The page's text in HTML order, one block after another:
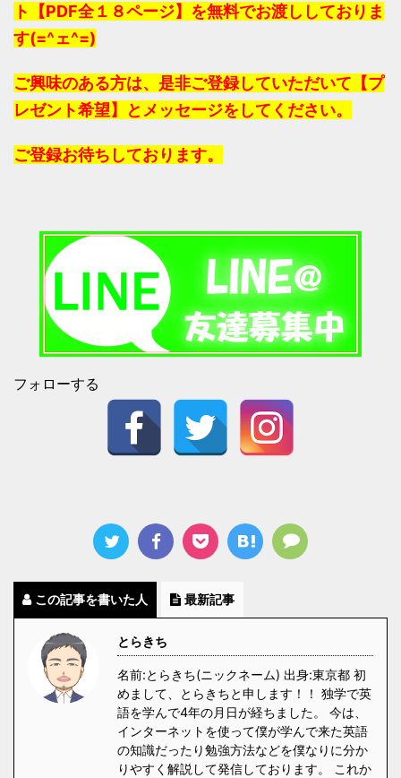
ト【PDF全１８ページ】を無料でお渡ししておりま
す(=^ェ^=)
ご興味のある方は、是非ご登録していただいて【プ
レゼント希望】とメッセージをしてください。
ご登録お待ちしております。
フォローする
この記事を書いた人 最新記事
とらきち
名前:とらきち(ニックネーム) 出身:東京都 初
めまして、とらきちと申します！！ 独学で英
語を学んで4年の月日が経ちました。 今は、
インターネットを使って僕が学んで来た英語
の知識だったり勉強方法などを僕なりに分か
りやすく解説して発信しております。 これか